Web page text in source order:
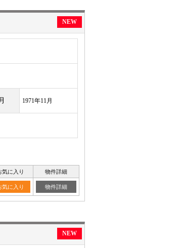
NEW
1971年11月
気に入り 物件詳細
気に入り 物件詳細
NEW